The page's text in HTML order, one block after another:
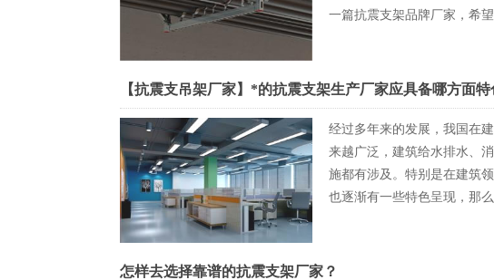
一篇抗震支架品牌厂家，希
【抗震支吊架厂家】*的抗震支架生产厂家应具备哪方面特
经过多年来的发展，我国在
来越广泛，建筑给水排水、
施都有涉及。特别是在建筑
也逐渐有一些特色呈现，那
怎样去选择靠谱的抗震支架厂家？